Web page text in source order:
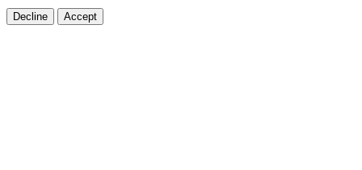
Decline Accept